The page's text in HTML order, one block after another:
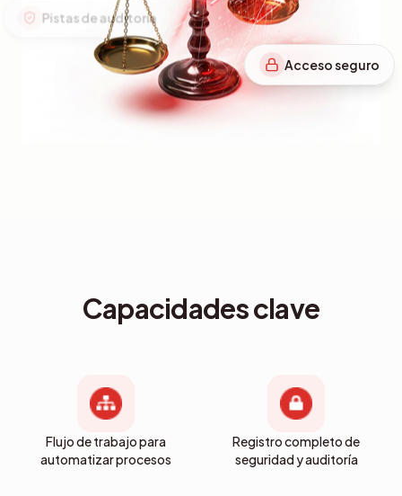
Acceso seguro
Capacidades clave
Flujo de trabajo para
automatizar procesos
Registro completo de
seguridad y auditoría